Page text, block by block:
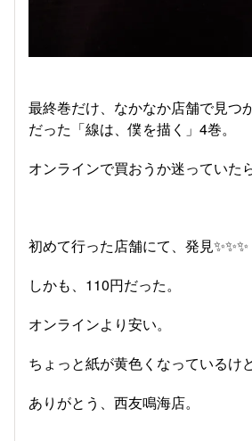
最終巻だけ、なかなか店舗で見つ
だった「線は、僕を描く」4巻。
オンラインで買おうか迷っていた
初めて行った店舗にて、発見✨✨✨
しかも、110円だった。
オンラインより安い。
ちょっと紙が黄色くなっているけ
ありがとう、西友鳴海店。